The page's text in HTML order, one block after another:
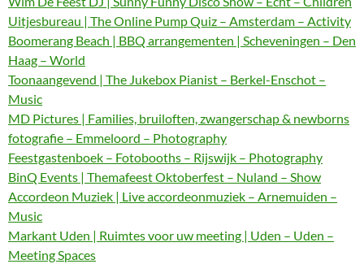
Uitjesbureau | The Online Pump Quiz – Amsterdam – Activity
Boomerang Beach | BBQ arrangementen | Scheveningen – Den
Haag – World
Toonaangevend | The Jukebox Pianist – Berkel-Enschot –
Music
MD Pictures | Families, bruiloften, zwangerschap & newborns
fotografie – Emmeloord – Photography
Feestgastenboek – Fotobooths – Rijswijk – Photography
BinQ Events | Themafeest Oktoberfest – Nuland – Show
Accordeon Muziek | Live accordeonmuziek – Arnemuiden –
Music
Markant Uden | Ruimtes voor uw meeting | Uden – Uden –
Meeting Spaces